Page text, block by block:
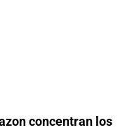
concentran los